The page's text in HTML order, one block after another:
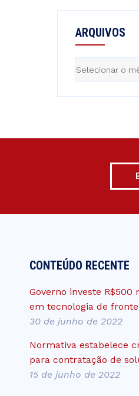
ARQUIVOS
Selecionar o
CONTEÚDO RECENTE
Governo investe
em tecnologia de
30 de junho de 2022
Normativa estabelece
para contratação de
15 de junho de 2022